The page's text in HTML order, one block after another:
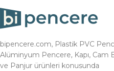
bipencere.com, Plastik PVC
Alüminyum Pencere, Kapı, Cam
ve Panjur ürünleri konusunda